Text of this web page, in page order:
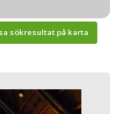
sökresultat på karta